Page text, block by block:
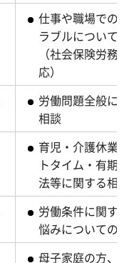
仕事や職場での
ラブルについて
（社会保険労
応）
労働問題全般に
相談
育児・介護休業
トタイム・有期
法等に関する相
労働条件に関す
悩みについての
母子家庭の方、